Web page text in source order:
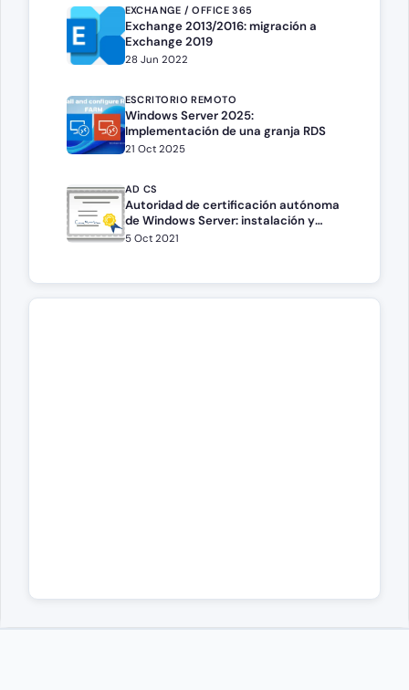
EXCHANGE / OFFICE 365
Exchange 2013/2016: migración a
Exchange 2019
28 Jun 2022
ESCRITORIO REMOTO
Windows Server 2025:
Implementación de una granja RDS
21 Oct 2025
AD CS
Autoridad de certificación autónoma
de Windows Server: instalación y
configuración
5 Oct 2021